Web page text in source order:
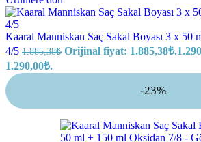
Kaaral Manniskan Saç Sakal Boyası 3 x 50
4/5 1.885,38₺ Orijinal fiyat: 1.885,38₺.
1.290,00₺.
-23%